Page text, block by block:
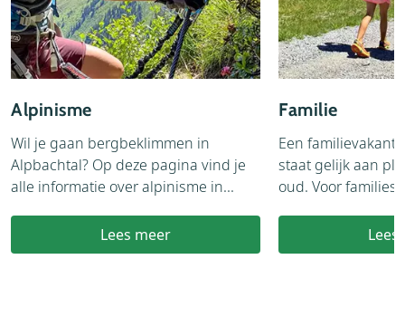
boek als zeer kindvriendelijk. Bovenaan de
zomerliften liggen de speelparken Juppi's
Zauberwald en het Lauserland te wachten met
onder andere speeltoestellen, kidsclubs, een
zomerrodelbaan en speciale wandelroutes voor
kinderen. Maar niet alleen in de bergen zijn
speelparken te vinden, ook in het dal is dat het
geval. Zo zijn er een ponyboerderij en een
kinderpark. Ook kun je in de Brandenberger Ache
ondernemen. Het Alpbachtal biedt genoeg
familievriendelijke accommodaties en campings
Alpinisme
Wil je gaan bergbeklimmen in
Alpbachtal? Op deze pagina vind je
alle informatie over alpinisme in...
Lees meer
Familie
Een
staat gelijk aan
oud. Voor families
Lees